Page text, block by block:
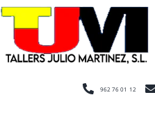
Saltar
contenido
Inicio 962 76 01 12